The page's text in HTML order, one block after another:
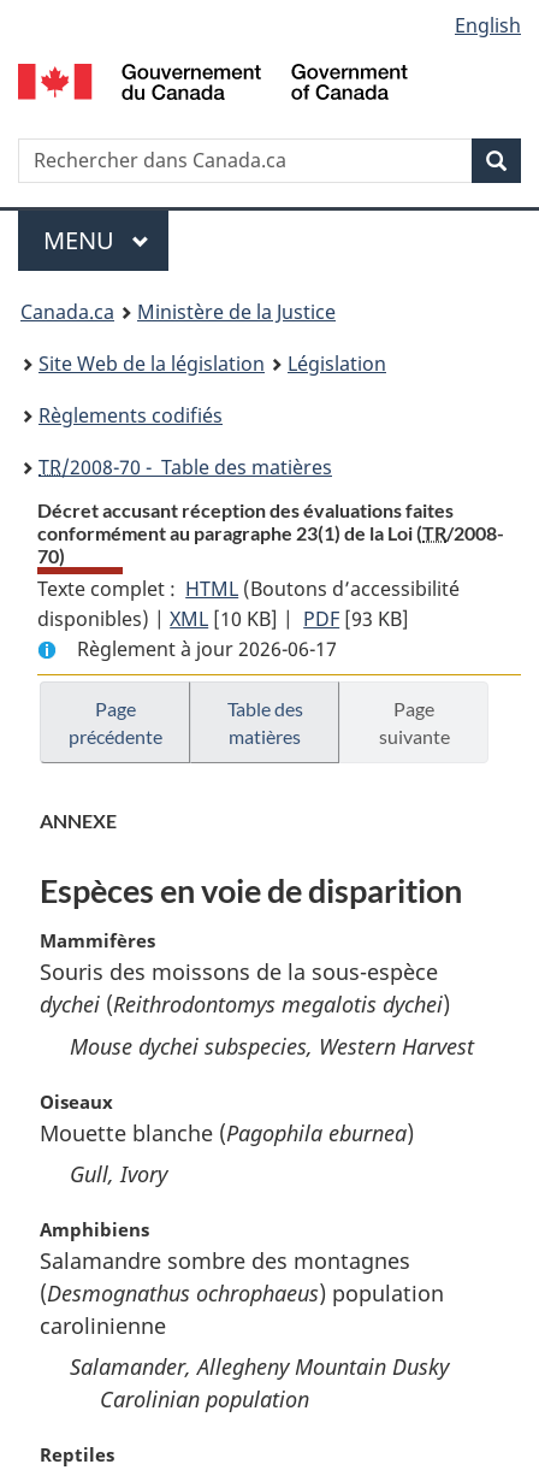
au
contenu
propos
de
la
HTML
simplifiée
selection
English
Recherche
Menu
MENU PRINCIPAL
You
are
here:
Canada.ca
Ministère de la Justice
Site Web de la législation
Législation
Règlements codifiés
TR/2008-70 - Table des matières
Décret accusant réception des évaluations faites
conformément au paragraphe 23(1) de la Loi (TR/2008-
70)
Texte complet : HTML Texte
complet
:
Décret
accusant
réception
des
au
de
la
Loi
(Boutons d’accessibilité
disponibles) |XML Texte
complet
:
Décret
accusant
réception
conformément
23(1)
de
la
[10 KB] | PDF Texte
:
Décret
accusant
conformément
23(1)
de
la
[93 KB]
Règlement à jour 2026-06-17
Page
précédente
Table des
matières
Page
suivante
ANNEXE
Espèces en voie de disparition
Mammifères
Souris des moissons de la sous-espèce
dychei (Reithrodontomys megalotis dychei)
Mousedychei subspecies, Western Harvest
Oiseaux
Mouette blanche (Pagophila eburnea)
Gull, Ivory
Amphibiens
Salamandre sombre des montagnes
(Desmognathus ochrophaeus) population
carolinienne
Salamander, Allegheny Mountain Dusky
Carolinian population
Reptiles